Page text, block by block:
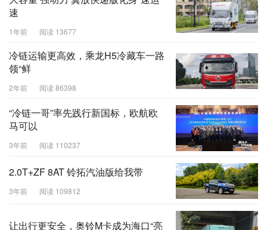
速
1年前 阅读 13677
冷链运输更高效，乘龙H5冷藏车一路
领“鲜
2年前 阅读 86398
“冷链一哥”率先践行新国标，欧航欧
马可以
3年前 阅读 110237
2.0T+ZF 8AT 铃拓汽油版给我带
3年前 阅读 109812
让出行更安全，奥铃M卡成为海口“亮